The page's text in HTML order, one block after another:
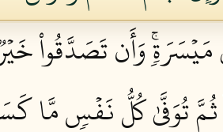
مَيۡسَرَةٖۚ وَأَن تَصَدَّقُواْ
ثُمَّ تُوَفَّىٰ كُلُّ نَفۡسٖ مَّا